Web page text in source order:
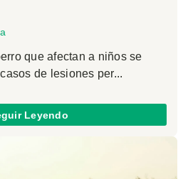
que afectan a niños se
de lesiones per...
Leyendo